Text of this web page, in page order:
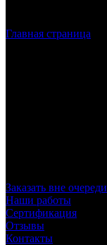
Главная страница
Заказать вне очереди
Наши работы
Сертификация
Отзывы
Контакты